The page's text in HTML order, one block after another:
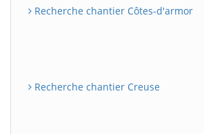
Recherche chantier Côtes-d'armor
Recherche chantier Creuse